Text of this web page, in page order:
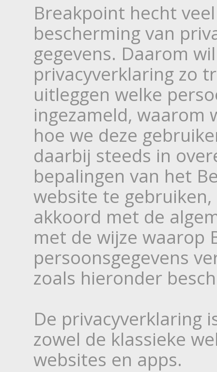
Breakpoint hecht
bescherming van
gegevens. Daarom
privacyverklaring zo
uitleggen welke
ingezameld, waarom
hoe we deze
daarbij steeds in
bepalingen van het
website te
akkoord met de
met de wijze waarop
persoonsgegevens
zoals hieronder
De privacyverklaring
zowel de klassieke
websites en apps.